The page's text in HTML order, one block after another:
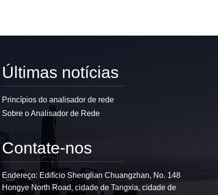
Últimas notícias
Princípios do analisador de rede
Sobre o Analisador de Rede
Contate-nos
Endereço: Edifício Shenglian Chuangzhan, No. 148
Hongye North Road, cidade de Tangxia, cidade de